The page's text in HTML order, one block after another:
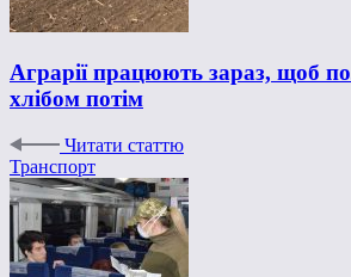
Аграрії працюють зараз, щоб
хлібом потім
Читати статтю
Транспорт